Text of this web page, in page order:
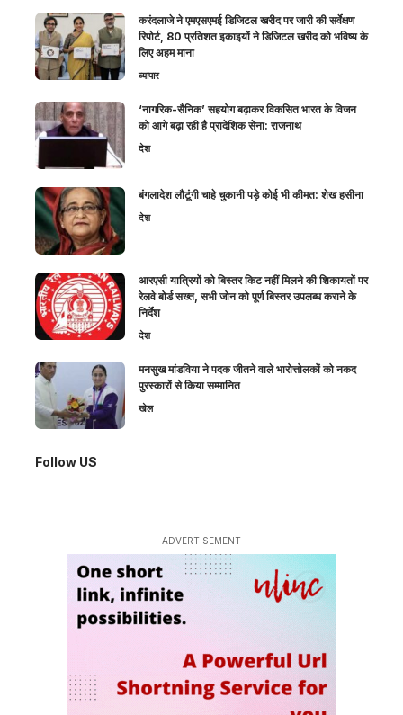
करंदलाजे ने एमएसएमई डिजिटल खरीद पर जारी की सर्वेक्षण
रिपोर्ट, 80 प्रतिशत इकाइयों ने डिजिटल खरीद को भविष्य के
लिए अहम माना
व्यापार
‘नागरिक-सैनिक’ सहयोग बढ़ाकर विकसित भारत के विजन
को आगे बढ़ा रही है प्रादेशिक सेना: राजनाथ
देश
बंगलादेश लौटूंगी चाहे चुकानी पड़े कोई भी कीमत: शेख हसीना
देश
आरएसी यात्रियों को बिस्तर किट नहीं मिलने की शिकायतों पर
रेलवे बोर्ड सख्त, सभी जोन को पूर्ण बिस्तर उपलब्ध कराने के
निर्देश
देश
मनसुख मांडविया ने पदक जीतने वाले भारोत्तोलकों को नकद
पुरस्कारों से किया सम्मानित
खेल
Follow US
- ADVERTISEMENT -